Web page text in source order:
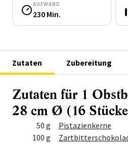
AUFWAND
230 Min.
Zutaten Zubereitung
Zutaten für 1
28 cm Ø (16
Zutat
50 g
Pistazienkerne
100 g